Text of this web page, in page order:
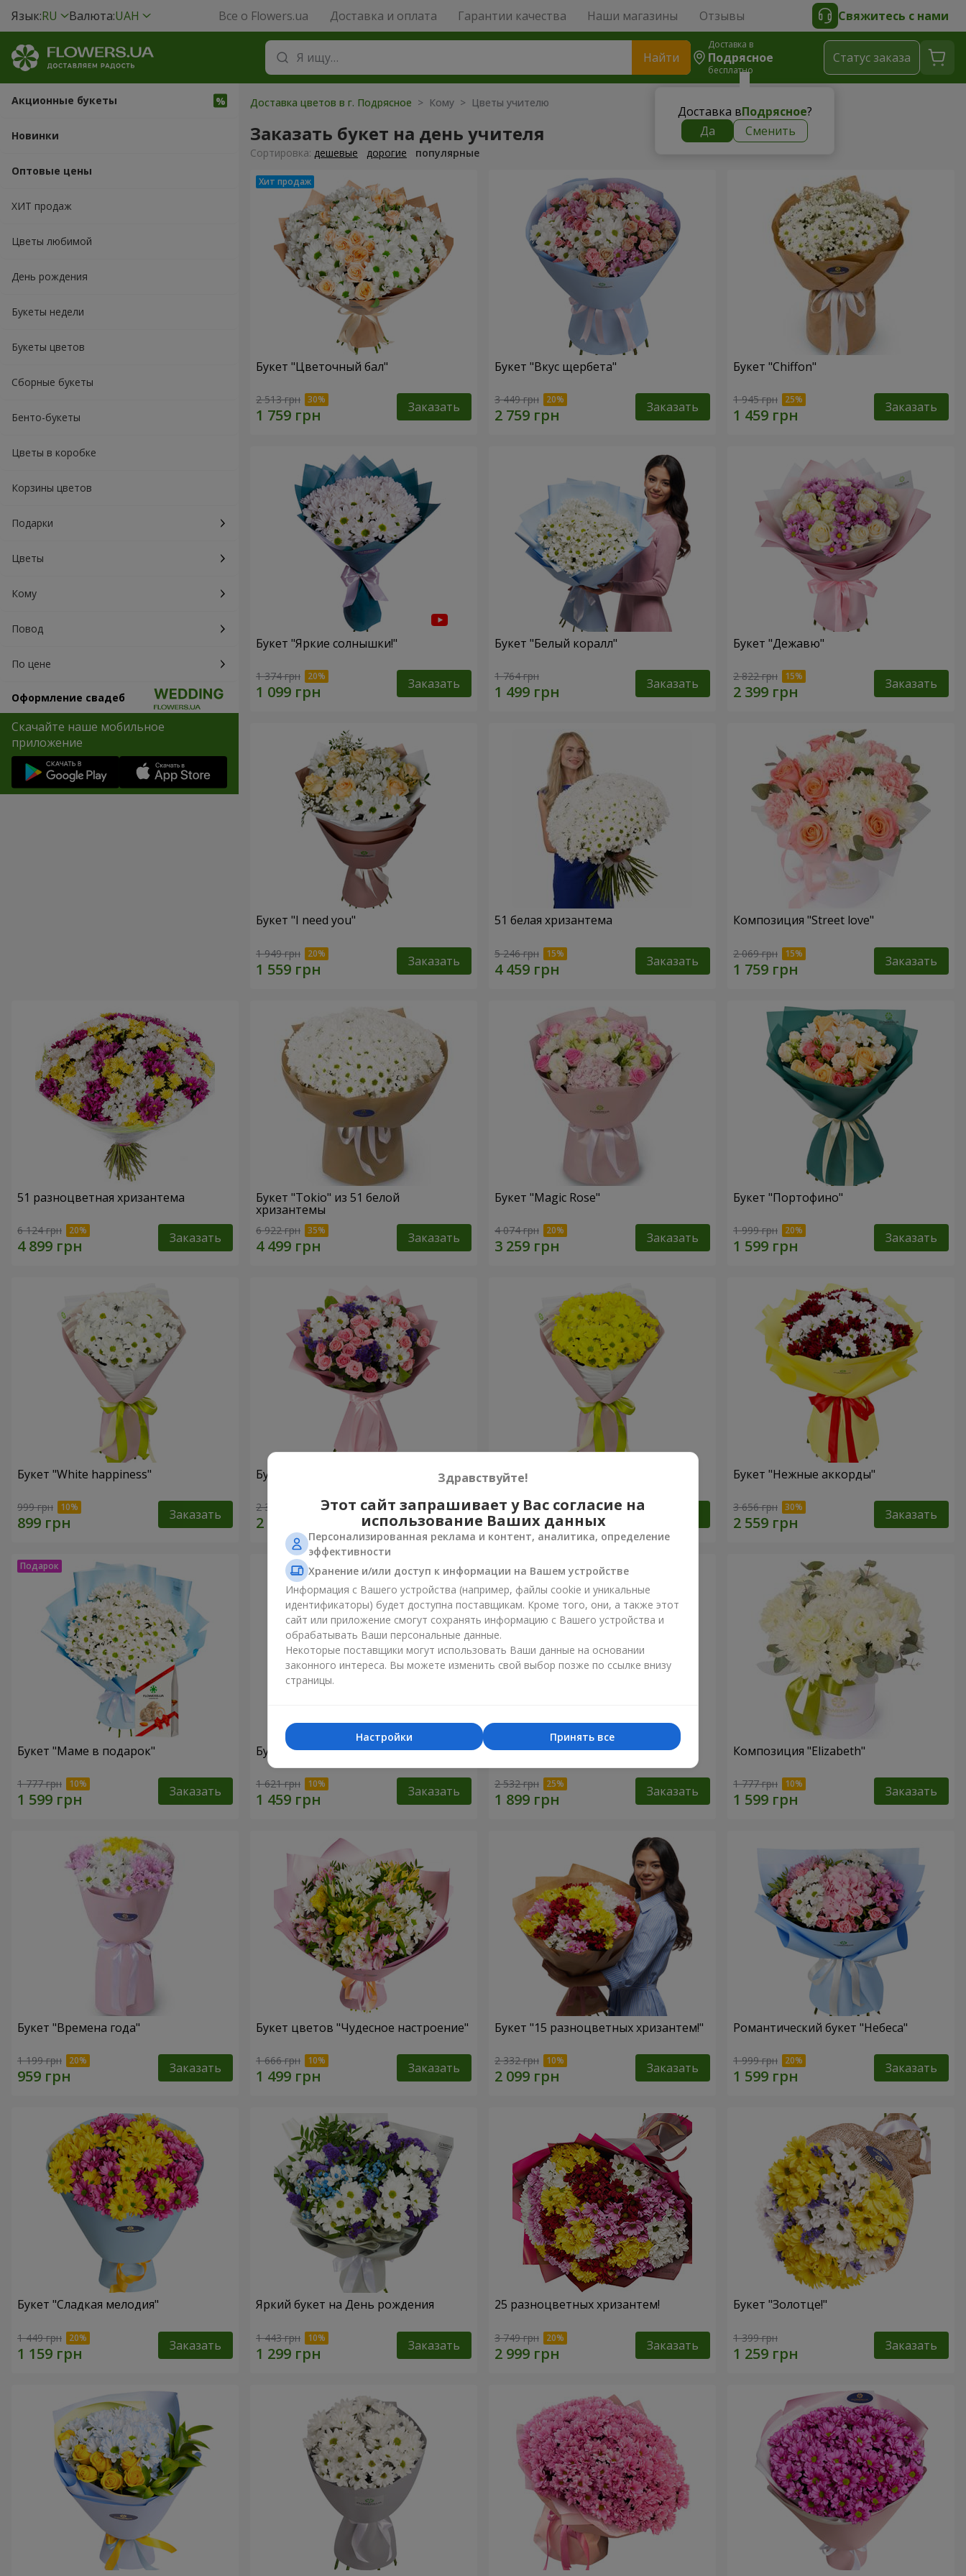
Язык:RU Валюта:UAH Все о Flowers.ua Доставка и оплата Гарантии качества Наши магазины Отзывы Свяжитесь с нами
Найти
Доставка в
Подрясное
бесплатно
Доставка вПодрясное?
Да
Сменить
Cтатус заказа
Акционные букеты
Новинки
Оптовые цены
ХИТ продаж
Цветы любимой
День рождения
Букеты недели
Букеты цветов
Сборные букеты
Бенто-букеты
Цветы в коробке
Корзины цветов
Подарки
Цветы
Кому
Повод
По цене
Оформление свадеб
Скачайте наше мобильное
приложение
Доставка цветов в г. Подрясное > Кому > Цветы учителю
Заказать букет на день учителя
Cортировка: дешевые дорогие популярные
Букет "Цветочный бал"
2 513 грн Заказать
Букет "Вкус щербета"
3 449 грн Заказать
Букет "Chiffon"
1 945 грн Заказать
Букет "Яркие солнышки!"
1 374 грн Заказать
Букет "Белый коралл"
1 764 грн Заказать
Букет "Дежавю"
2 822 грн Заказать
Букет "I need you"
1 949 грн Заказать
51 белая хризантема
5 246 грн Заказать
Композиция "Street love"
2 069 грн Заказать
51 разноцветная хризантема
6 124 грн Заказать
Букет "Tokio" из 51 белой
хризантемы
6 922 грн Заказать
Букет "Magic Rose"
4 074 грн Заказать
Букет "Портофино"
1 999 грн Заказать
Букет "White happiness"
999 грн Заказать
Букет "Ты прекрасна!"
2 399 грн Заказать
Букет "Солнечный лучик"
1 293 грн
Букет "Нежные аккорды"
3 656 грн Заказать
Букет "Маме в подарок"
1 777 грн Заказать
Букет "Солнышко моё"
1 621 грн Заказать
Букет "Безе" из 15 белых хризантем
2 532 грн Заказать
Композиция "Elizabeth"
1 777 грн Заказать
Букет "Времена года"
1 199 грн Заказать
Букет цветов "Чудесное настроение"
1 666 грн Заказать
Букет "15 разноцветных хризантем!"
2 332 грн Заказать
Романтический букет "Небеса"
1 999 грн Заказать
Букет "Сладкая мелодия"
1 449 грн Заказать
Яркий букет на День рождения
1 443 грн Заказать
25 разноцветных хризантем!
3 749 грн Заказать
Букет "Золотце!"
1 399 грн Заказать
Здравствуйте!
Этот сайт запрашивает у Вас согласие на
использование Ваших данных
Персонализированная реклама и контент, аналитика, определение
эффективности
Хранение и/или доступ к информации на Вашем устройстве
Информация с Вашего устройства (например, файлы cookie и уникальные
идентификаторы) будет доступна поставщикам. Кроме того, они, а также этот
сайт или приложение смогут сохранять информацию с Вашего устройства и
обрабатывать Ваши персональные данные.
Некоторые поставщики могут использовать Ваши данные на основании
законного интереса. Вы можете изменить свой выбор позже по ссылке внизу
страницы.
Принять все
Настройки